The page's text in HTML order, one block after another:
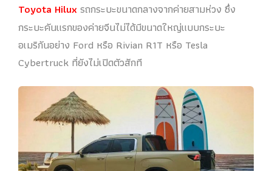
Toyota Hiluxรถกระบะขนาดกลางจากค่ายสามห่วง ซึ่ง
กระบะคันแรกของค่ายจีนไม่ได้มีขนาดใหญ่แบบกระบะ
อเมริกันอย่าง Ford หรือ Rivian R1T หรือ Tesla
Cybertruck ที่ยังไม่เปิดตัวสักที